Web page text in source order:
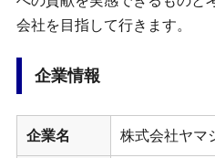
会社を目指して行きます。
企業情報
企業名 株式会社ヤマ